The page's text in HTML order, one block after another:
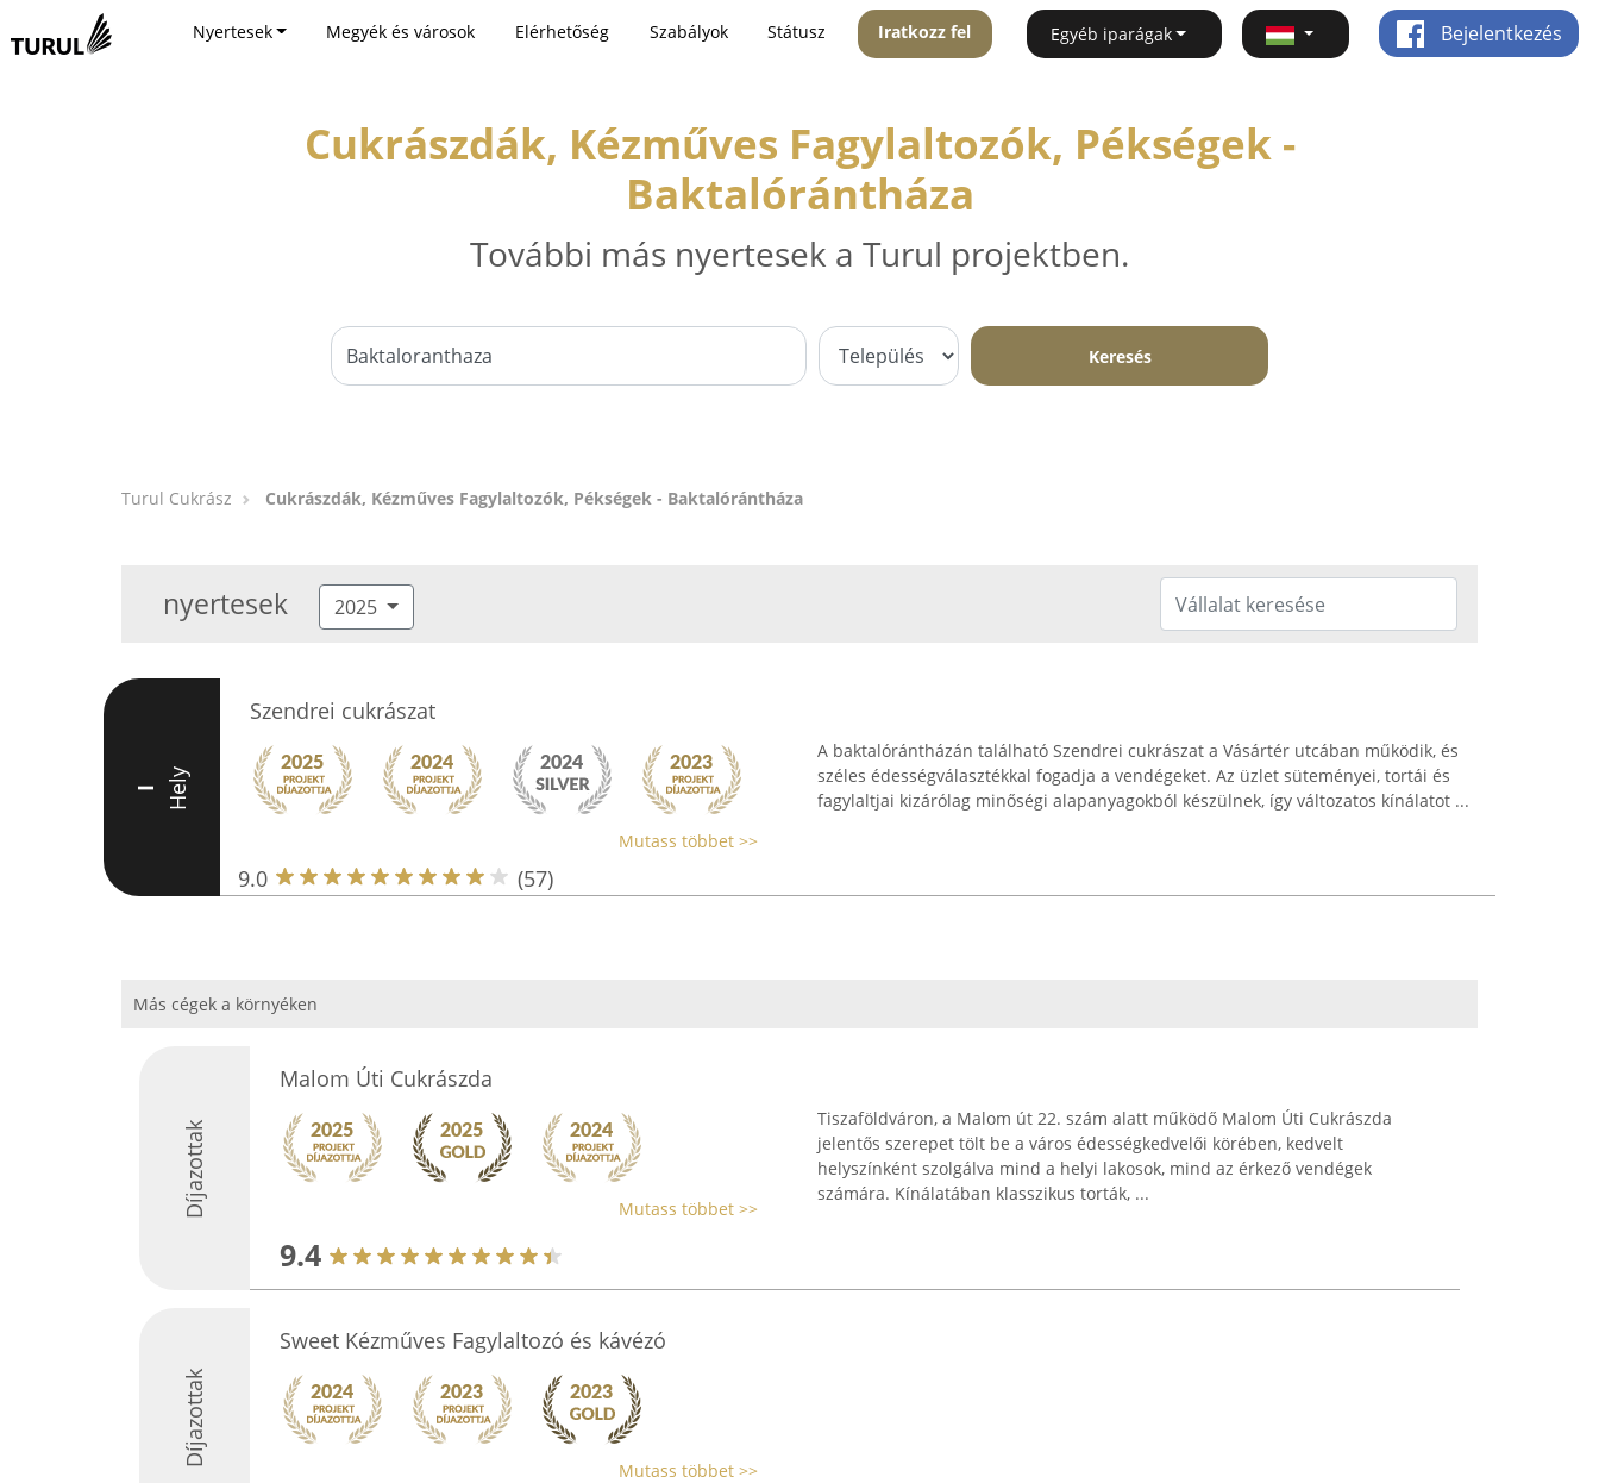
Nyertesek Megyék és városok Elérhetőség Szabályok Státusz Iratkozz fel Egyéb iparágak Bejelentkezés
Cukrászdák, Kézműves Fagylaltozók, Pékségek -
Baktalórántháza
További más nyertesek a Turul projektben.
Keresés
Turul Cukrász Cukrászdák, Kézműves Fagylaltozók, Pékségek - Baktalórántháza
nyertesek 2025
I Hely
Szendrei cukrászat
Mutass többet >>
9.0 (57)
A baktalórántházán található Szendrei cukrászat a Vásártér utcában működik, és
széles édességválasztékkal fogadja a vendégeket. Az üzlet süteményei, tortái és
fagylaltjai kizárólag minőségi alapanyagokból készülnek, így változatos kínálatot ...
Más cégek a környéken
Díjazottak
Malom Úti Cukrászda
Mutass többet >>
9.4
Tiszaföldváron, a Malom út 22. szám alatt működő Malom Úti Cukrászda
jelentős szerepet tölt be a város édességkedvelői körében, kedvelt
helyszínként szolgálva mind a helyi lakosok, mind az érkező vendégek
számára. Kínálatában klasszikus torták, ...
Díjazottak
Sweet Kézműves Fagylaltozó és kávézó
Mutass többet >>